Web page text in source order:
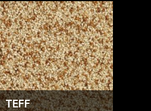
TEFF